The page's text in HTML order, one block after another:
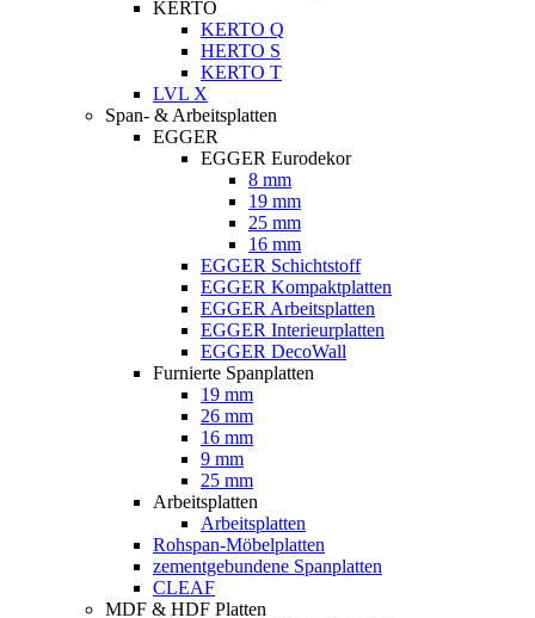
KERTO
KERTO Q
HERTO S
KERTO T
LVL X
Span- & Arbeitsplatten
EGGER
EGGER Eurodekor
8 mm
19 mm
25 mm
16 mm
EGGER Schichtstoff
EGGER Kompaktplatten
EGGER Arbeitsplatten
EGGER Interieurplatten
EGGER DecoWall
Furnierte Spanplatten
19 mm
26 mm
16 mm
9 mm
25 mm
Arbeitsplatten
Arbeitsplatten
Rohspan-Möbelplatten
zementgebundene Spanplatten
CLEAF
MDF & HDF Platten